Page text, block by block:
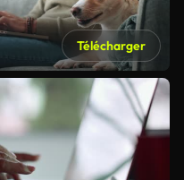
Télécharger